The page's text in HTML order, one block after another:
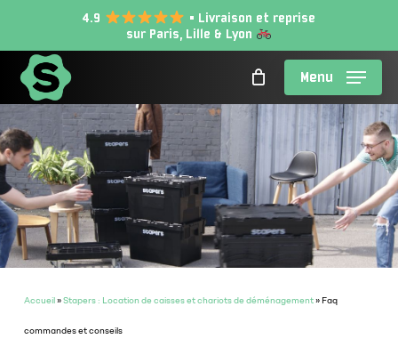
main
content
4.9
• Livraison et reprise
sur Paris, Lille & Lyon
Menu
Accueil»Stapers : Location de caisses et chariots de déménagement» Faq
commandes et conseils